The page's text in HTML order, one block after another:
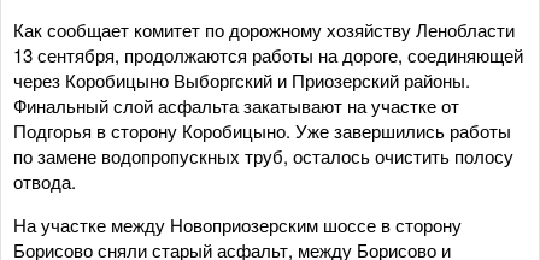
Как сообщает комитет по дорожному хозяйству Ленобласти
13 сентября, продолжаются работы на дороге, соединяющей
через Коробицыно Выборгский и Приозерский районы.
Финальный слой асфальта закатывают на участке от
Подгорья в сторону Коробицыно. Уже завершились работы
по замене водопропускных труб, осталось очистить полосу
отвода.
На участке между Новоприозерским шоссе в сторону
Борисово сняли старый асфальт, между Борисово и